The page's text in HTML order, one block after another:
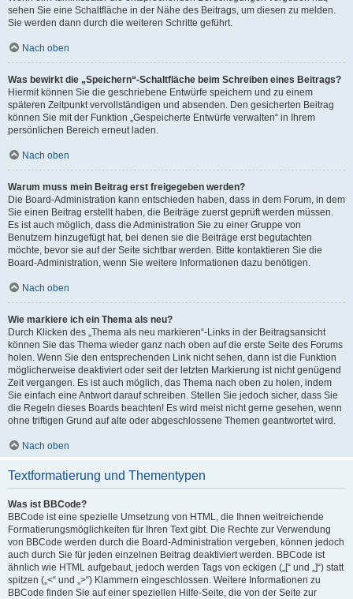
sehen Sie eine Schaltfläche in der Nähe des Beitrags, um diesen zu melden.
Sie werden dann durch die weiteren Schritte geführt.
Nach oben
Was bewirkt die „Speichern“-Schaltfläche beim Schreiben eines Beitrags?
Hiermit können Sie die geschriebene Entwürfe speichern und zu einem
späteren Zeitpunkt vervollständigen und absenden. Den gesicherten Beitrag
können Sie mit der Funktion „Gespeicherte Entwürfe verwalten“ in Ihrem
persönlichen Bereich erneut laden.
Nach oben
Warum muss mein Beitrag erst freigegeben werden?
Die Board-Administration kann entschieden haben, dass in dem Forum, in dem
Sie einen Beitrag erstellt haben, die Beiträge zuerst geprüft werden müssen.
Es ist auch möglich, dass die Administration Sie zu einer Gruppe von
Benutzern hinzugefügt hat, bei denen sie die Beiträge erst begutachten
möchte, bevor sie auf der Seite sichtbar werden. Bitte kontaktieren Sie die
Board-Administration, wenn Sie weitere Informationen dazu benötigen.
Nach oben
Wie markiere ich ein Thema als neu?
Durch Klicken des „Thema als neu markieren“-Links in der Beitragsansicht
können Sie das Thema wieder ganz nach oben auf die erste Seite des Forums
holen. Wenn Sie den entsprechenden Link nicht sehen, dann ist die Funktion
möglicherweise deaktiviert oder seit der letzten Markierung ist nicht genügend
Zeit vergangen. Es ist auch möglich, das Thema nach oben zu holen, indem
Sie einfach eine Antwort darauf schreiben. Stellen Sie jedoch sicher, dass Sie
die Regeln dieses Boards beachten! Es wird meist nicht gerne gesehen, wenn
ohne triftigen Grund auf alte oder abgeschlossene Themen geantwortet wird.
Nach oben
Textformatierung und Thementypen
Was ist BBCode?
BBCode ist eine spezielle Umsetzung von HTML, die Ihnen weitreichende
Formatierungsmöglichkeiten für Ihren Text gibt. Die Rechte zur Verwendung
von BBCode werden durch die Board-Administration vergeben, können jedoch
auch durch Sie für jeden einzelnen Beitrag deaktiviert werden. BBCode ist
ähnlich wie HTML aufgebaut, jedoch werden Tags von eckigen („[“ und „]“) statt
spitzen („<“ und „>“) Klammern eingeschlossen. Weitere Informationen zu
BBCode finden Sie auf einer speziellen Hilfe-Seite, die von der Seite zur